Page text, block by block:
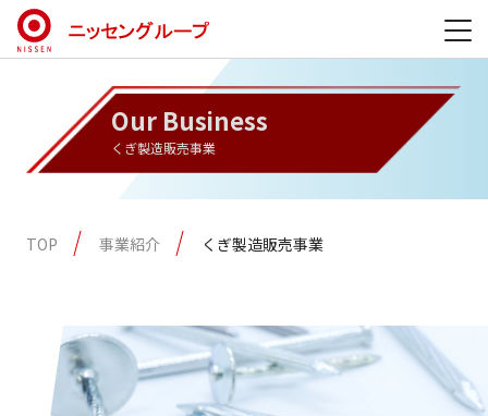
Our Business
くぎ製造販売事業
TOP 事業紹介 くぎ製造販売事業